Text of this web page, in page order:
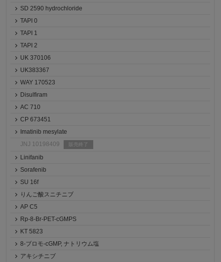
SD 2590 hydrochloride
TAPI 0
TAPI 1
TAPI 2
UK 370106
UK383367
WAY 170523
Disulfiram
AC 710
CP 673451
Imatinib mesylate
JNJ 10198409
販売終了
Linifanib
Sorafenib
SU 16f
りんご酸スニチニブ
AP C5
Rp-8-Br-PET-cGMPS
KT 5823
8-ブロモ-cGMP, ナトリウム塩
アキシチニブ